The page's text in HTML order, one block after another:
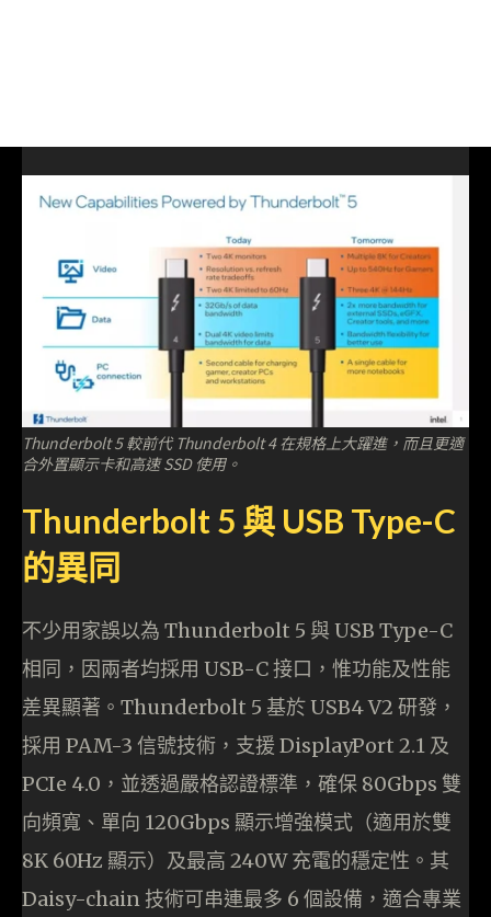
Thunderbolt 5 較前代 Thunderbolt 4 在規格上大躍進，而且更適
合外置顯示卡和高速 SSD 使用。
Thunderbolt 5 與 USB Type-C
的異同
不少用家誤以為 Thunderbolt 5 與 USB Type-C
相同，因兩者均採用 USB-C 接口，惟功能及性能
差異顯著。Thunderbolt 5 基於 USB4 V2 研發，
採用 PAM-3 信號技術，支援 DisplayPort 2.1 及
PCIe 4.0，並透過嚴格認證標準，確保 80Gbps 雙
向頻寬、單向 120Gbps 顯示增強模式（適用於雙
8K 60Hz 顯示）及最高 240W 充電的穩定性。其
Daisy-chain 技術可串連最多 6 個設備，適合專業